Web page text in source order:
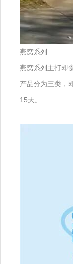
燕窝系列
燕窝系列主打即
产品分为三类，
15天。